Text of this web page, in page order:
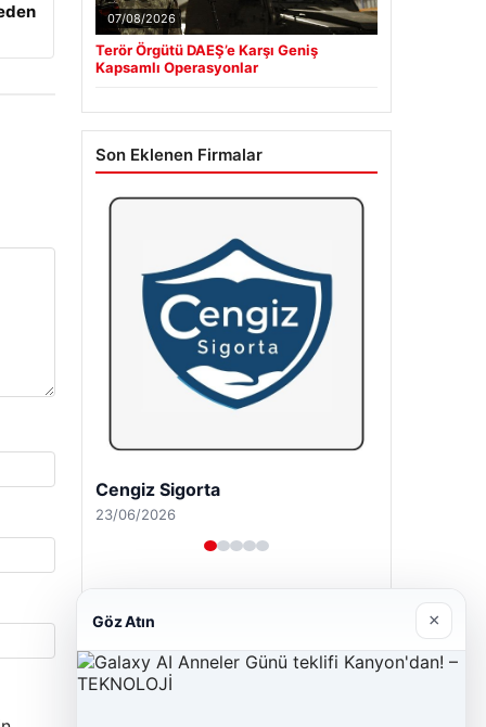
07/08/2026
Terör Örgütü DAEŞ’e Karşı Geniş
Kapsamlı Operasyonlar
Son Eklenen Firmalar
Cengiz Sigorta
23/06/2026
Göz Atın ×